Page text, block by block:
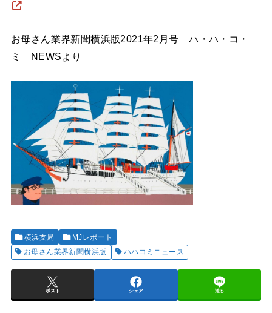
お母さん業界新聞横浜版2021年2月号 ハ・ハ・コ・
ミ NEWSより
横浜支局
MJレポート
お母さん業界新聞横浜版
ハハコミニュース
ポスト シェア 送る